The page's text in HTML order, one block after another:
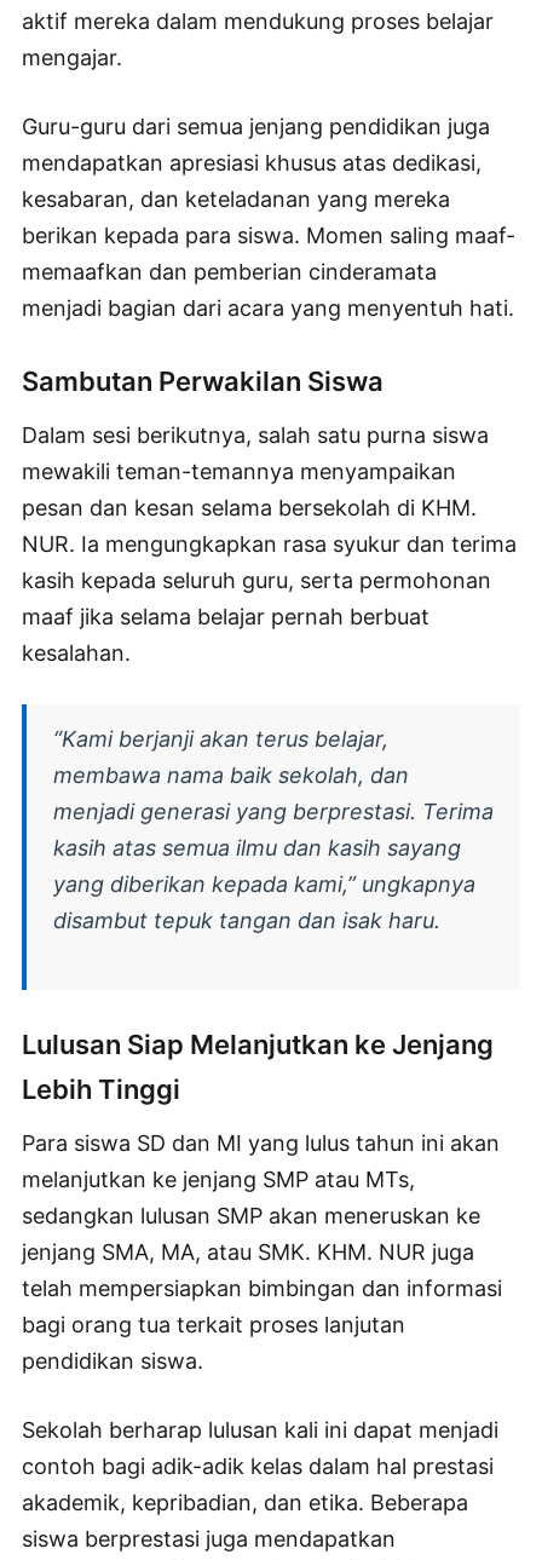
aktif mereka dalam mendukung proses belajar
mengajar.
Guru-guru dari semua jenjang pendidikan juga
mendapatkan apresiasi khusus atas dedikasi,
kesabaran, dan keteladanan yang mereka
berikan kepada para siswa. Momen saling maaf-
memaafkan dan pemberian cinderamata
menjadi bagian dari acara yang menyentuh hati.
Sambutan Perwakilan Siswa
Dalam sesi berikutnya, salah satu purna siswa
mewakili teman-temannya menyampaikan
pesan dan kesan selama bersekolah di KHM.
NUR. Ia mengungkapkan rasa syukur dan terima
kasih kepada seluruh guru, serta permohonan
maaf jika selama belajar pernah berbuat
kesalahan.
“Kami berjanji akan terus belajar,
membawa nama baik sekolah, dan
menjadi generasi yang berprestasi. Terima
kasih atas semua ilmu dan kasih sayang
yang diberikan kepada kami,” ungkapnya
disambut tepuk tangan dan isak haru.
Lulusan Siap Melanjutkan ke Jenjang
Lebih Tinggi
Para siswa SD dan MI yang lulus tahun ini akan
melanjutkan ke jenjang SMP atau MTs,
sedangkan lulusan SMP akan meneruskan ke
jenjang SMA, MA, atau SMK. KHM. NUR juga
telah mempersiapkan bimbingan dan informasi
bagi orang tua terkait proses lanjutan
pendidikan siswa.
Sekolah berharap lulusan kali ini dapat menjadi
contoh bagi adik-adik kelas dalam hal prestasi
akademik, kepribadian, dan etika. Beberapa
siswa berprestasi juga mendapatkan